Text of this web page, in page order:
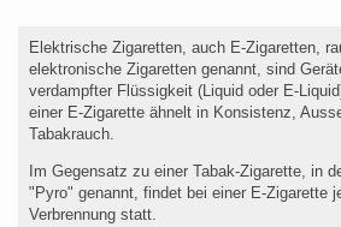
Elektrische Zigaretten, auch E-Zigaretten,
elektronische Zigaretten genannt, sind
verdampfter Flüssigkeit (Liquid oder E-
einer E-Zigarette ähnelt in Konsistenz,
Tabakrauch.
Im Gegensatz zu einer Tabak-Zigarette, in
"Pyro" genannt, findet bei einer E-Zigarette
Verbrennung statt.